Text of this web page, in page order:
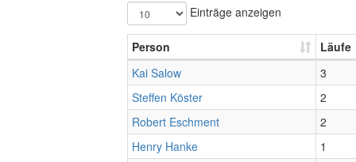
Einträge anzeigen
Person
Läufe
Kai Salow
3
Steffen Köster
2
Robert Eschment
2
Henry Hanke
1